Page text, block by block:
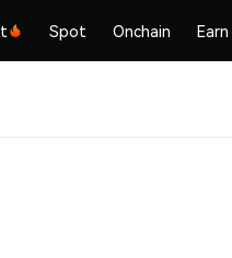
Spot Onchain Earn